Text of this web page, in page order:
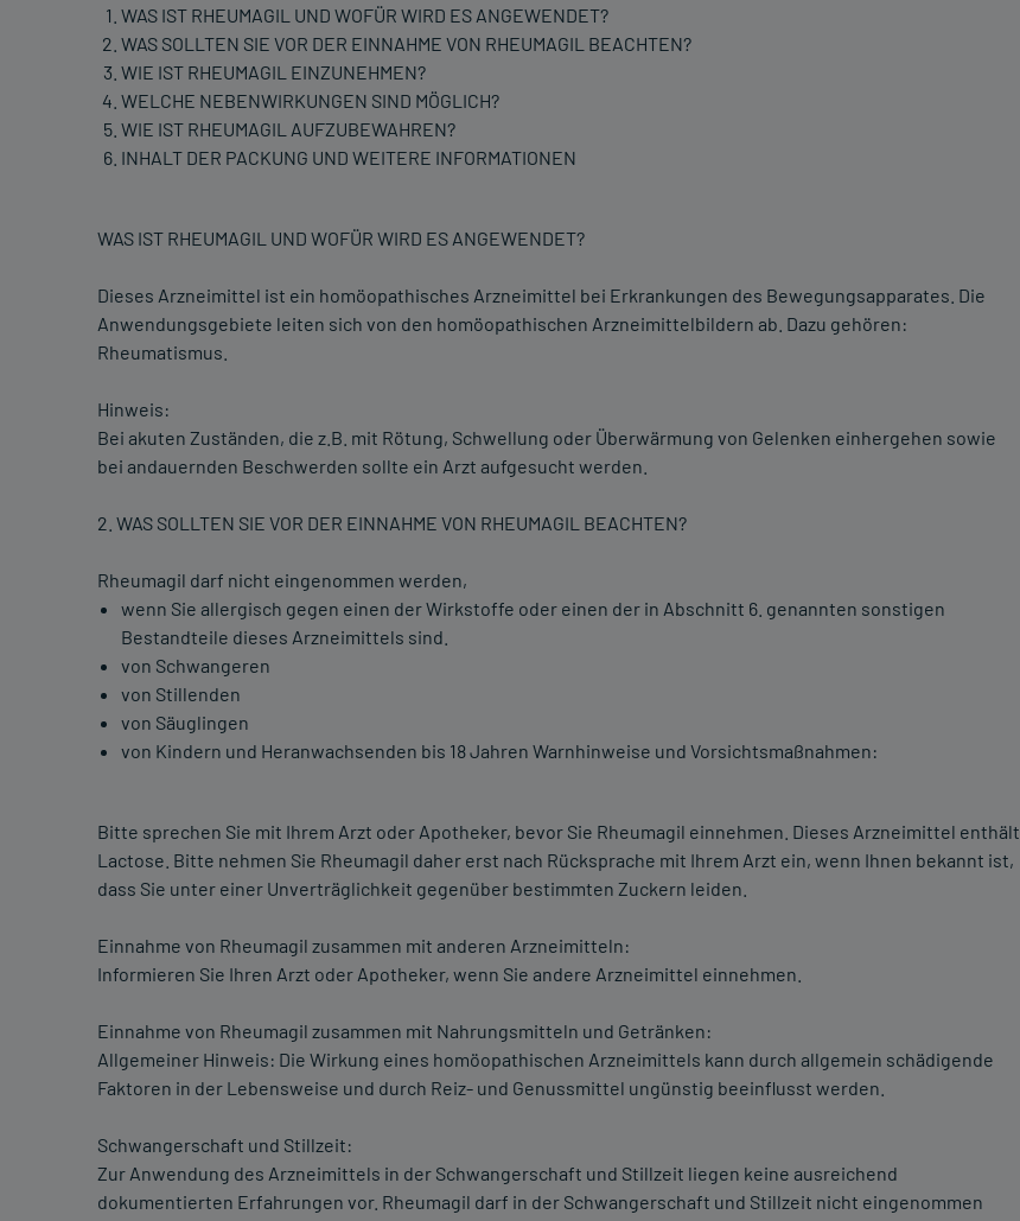
WAS IST RHEUMAGIL UND WOFÜR WIRD ES ANGEWENDET?
WAS SOLLTEN SIE VOR DER EINNAHME VON RHEUMAGIL BEACHTEN?
WIE IST RHEUMAGIL EINZUNEHMEN?
WELCHE NEBENWIRKUNGEN SIND MÖGLICH?
WIE IST RHEUMAGIL AUFZUBEWAHREN?
INHALT DER PACKUNG UND WEITERE INFORMATIONEN
WAS IST RHEUMAGIL UND WOFÜR WIRD ES ANGEWENDET?
Dieses Arzneimittel ist ein homöopathisches Arzneimittel bei Erkrankungen des Bewegungsapparates. Die
Anwendungsgebiete leiten sich von den homöopathischen Arzneimittelbildern ab. Dazu gehören:
Rheumatismus.
Hinweis:
Bei akuten Zuständen, die z.B. mit Rötung, Schwellung oder Überwärmung von Gelenken einhergehen sowie
bei andauernden Beschwerden sollte ein Arzt aufgesucht werden.
2. WAS SOLLTEN SIE VOR DER EINNAHME VON RHEUMAGIL BEACHTEN?
Rheumagil darf nicht eingenommen werden,
wenn Sie allergisch gegen einen der Wirkstoffe oder einen der in Abschnitt 6. genannten sonstigen
Bestandteile dieses Arzneimittels sind.
von Schwangeren
von Stillenden
von Säuglingen
von Kindern und Heranwachsenden bis 18 Jahren Warnhinweise und Vorsichtsmaßnahmen:
Bitte sprechen Sie mit Ihrem Arzt oder Apotheker, bevor Sie Rheumagil einnehmen. Dieses Arzneimittel enthält
Lactose. Bitte nehmen Sie Rheumagil daher erst nach Rücksprache mit Ihrem Arzt ein, wenn Ihnen bekannt ist,
dass Sie unter einer Unverträglichkeit gegenüber bestimmten Zuckern leiden.
Einnahme von Rheumagil zusammen mit anderen Arzneimitteln:
Informieren Sie Ihren Arzt oder Apotheker, wenn Sie andere Arzneimittel einnehmen.
Einnahme von Rheumagil zusammen mit Nahrungsmitteln und Getränken:
Allgemeiner Hinweis: Die Wirkung eines homöopathischen Arzneimittels kann durch allgemein schädigende
Faktoren in der Lebensweise und durch Reiz- und Genussmittel ungünstig beeinflusst werden.
Schwangerschaft und Stillzeit:
Zur Anwendung des Arzneimittels in der Schwangerschaft und Stillzeit liegen keine ausreichend
dokumentierten Erfahrungen vor. Rheumagil darf in der Schwangerschaft und Stillzeit nicht eingenommen